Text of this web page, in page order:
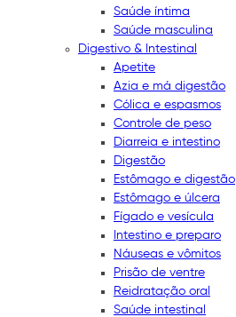
Saúde íntima
Saúde masculina
Digestivo & Intestinal
Apetite
Azia e má digestão
Cólica e espasmos
Controle de peso
Diarreia e intestino
Digestão
Estômago e digestão
Estômago e úlcera
Fígado e vesícula
Intestino e preparo
Náuseas e vômitos
Prisão de ventre
Reidratação oral
Saúde intestinal